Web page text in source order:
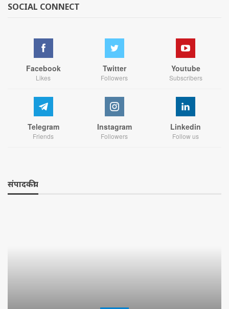
SOCIAL CONNECT
Facebook
Likes
Twitter
Followers
Youtube
Subscribers
Telegram
Friends
Instagram
Followers
Linkedin
Follow us
संपादकीय